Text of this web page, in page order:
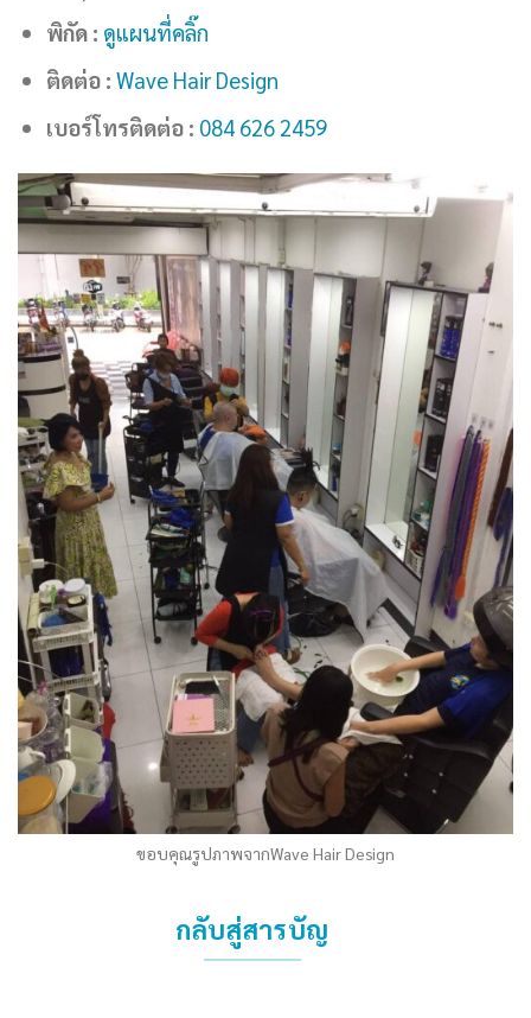
พิกัด : ดูแผนที่คลิ๊ก
ติดต่อ : Wave Hair Design
เบอร์โทรติดต่อ : 084 626 2459
ขอบคุณรูปภาพจากWave Hair Design
กลับสู่สารบัญ